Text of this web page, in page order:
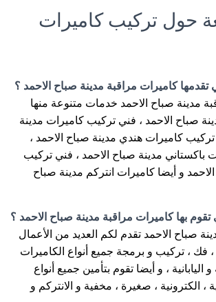
حول تركيب كاميرات
تقدمها كاميرات مراقبة مدينة صباح الاحمد ؟
مدينة صباح الاحمد خدمات متنوعة منها
صباح الاحمد ، فني تركيب كاميرات مدينة
كاميرات هندي مدينة صباح الاحمد ،
باكستاني مدينة صباح الاحمد ، فني تركيب
و أيضا كاميرات انتركم مدينة صباح
تقوم بها كاميرات مراقبة مدينة صباح الاحمد ؟
صباح الاحمد تقدم لكم العديد من الأعمال
، فك ، تركيب و برمجة جميع أنواع الكاميرات
و اليابانية ، و أيضا تقوم بتأمين جميع أنواع
، الكترونية ، صغيرة ، مخفية و الانتركم و